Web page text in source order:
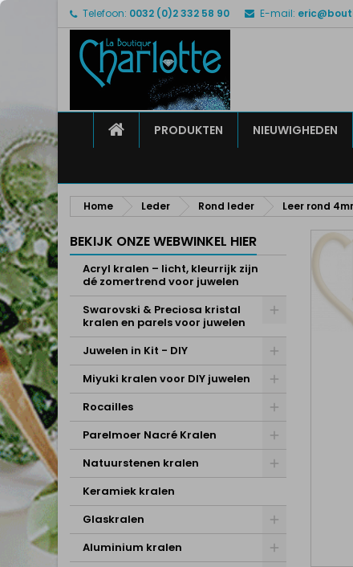
Telefoon: 0032 (0)2 332 58 90 E-mail:
HOMEPRODUKTEN NIEUWIGHEDEN
Home Leder Rond leder Leer rond
BEKIJK ONZE WEBWINKEL HIER
Acryl kralen – licht, kleurrijk zijn
dé zomertrend voor juwelen
Swarovski & Preciosa kristal
kralen en parels voor juwelen
Juwelen in Kit - DIY
Miyuki kralen voor DIY juwelen
Rocailles
Parelmoer Nacré Kralen
Natuurstenen kralen
Keramiek kralen
Glaskralen
Aluminium kralen